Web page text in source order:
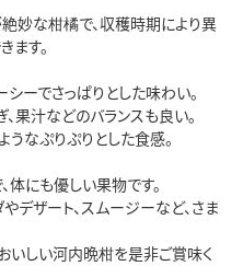
妙な柑橘で、収穫時期により異
ます。
シーでさっぱりとした味わい。
果汁などのバランスも良い。
うなぷりぷりとした食感。
体にも優しい果物です。
デザート、スムージーなど、さま
いしい河内晩柑を是非ご賞味く